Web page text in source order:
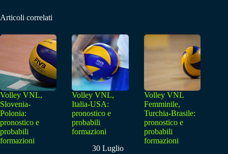
Articoli correlati
Volley VNL,
Slovenia-
Polonia:
pronostico e
probabili
formazioni
Volley VNL,
Italia-USA:
pronostico e
probabili
formazioni
30 Luglio
Volley VNL
Femminile,
Turchia-Brasile:
pronostico e
probabili
formazioni